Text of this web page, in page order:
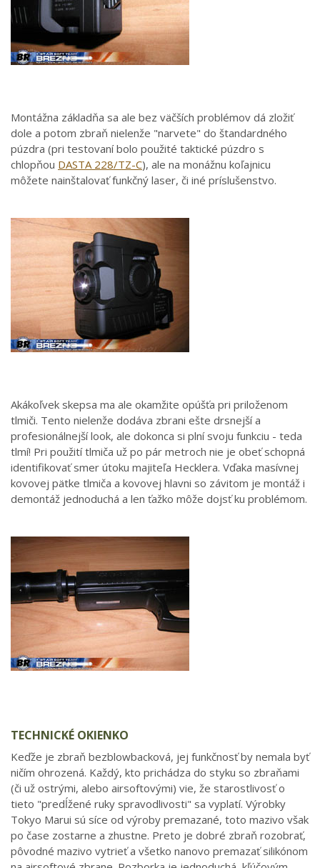
Montážna základňa sa ale bez väčších problémov dá zložiť
dole a potom zbraň nielenže "narvete" do štandardného
púzdra (pri testovaní bolo použité taktické púzdro s
chlopňou DASTA 228/TZ-C), ale na monážnu koľajnicu
môžete nainštalovať funkčný laser, či iné príslušenstvo.
Akákoľvek skepsa ma ale okamžite opúšťa pri priloženom
tlmiči. Tento nielenže dodáva zbrani ešte drsnejší a
profesionálnejší look, ale dokonca si plní svoju funkciu - teda
tlmí! Pri použití tlmiča už po pár metroch nie je obeť schopná
identifikovať smer útoku majiteľa Hecklera. Vďaka masívnej
kovovej pätke tlmiča a kovovej hlavni so závitom je montáž i
demontáž jednoduchá a len ťažko môže dojsť ku problémom.
TECHNICKÉ OKIENKO
Keďže je zbraň bezblowbacková, jej funkčnosť by nemala byť
ničím ohrozená. Každý, kto prichádza do styku so zbraňami
(či už ostrými, alebo airsoftovými) vie, že starostlivosť o
tieto "predĺžené ruky spravodlivosti" sa vyplatí. Výrobky
Tokyo Marui sú síce od výroby premazané, toto mazivo však
po čase zostarne a zhustne. Preto je dobré zbraň rozobrať,
pôvodné mazivo vytrieť a všetko nanovo premazať silikónom